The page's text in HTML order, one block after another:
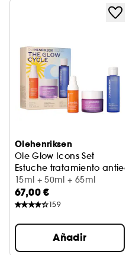
Olehenriksen
Ole Glow Icons Set
Estuche tratamiento
15ml + 50ml + 65ml
67,00 €
159
Añadir